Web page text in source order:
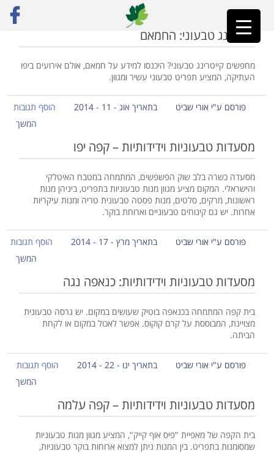
ראשי»יפו
קייטרינג טבעוני: החמאם
מחפשים קייטרינג טבעוני? היכנסו למידע על חמאם, אולם אירועים ביפו
העתיקה, המציע תפריט טבעוני עשיר ומגוון.
פורסם ע"י אורי שביט בתאריך אוג - 11 - 2014
הוסף תגובות
המשך
מסעדות טבעוניות וידידותיות – קפה יפו
מסעדה כשרה בלב שוק הפשפשים, המתמחה במטבח האיטלקי
והישראלי. המקום מציע מגוון מנות טבעוניות בתפריט, ביניהן מנות
ראשונות, מרקים, סלטים, מנות פסטה טבעונית טריה ומנות עיקריות
אחרות. יש גם קינוחים טבעוניים וארוחת בוקר.
פורסם ע"י אורי שביט בתאריך מרץ - 17 - 2014
הוסף תגובות
המשך
מסעדות טבעוניות וידידותיות: כנאפה נגה
בית קפה המתמחה בכנאפה בוטיק שעושים במקום. יש גרסה טבעונית
מצויינת, המבוססת על קרם קוקוס. אפשר לאכול במקום או לקחת
הביתה.
פורסם ע"י אורי שביט בתאריך ינו - 22 - 2014
הוסף תגובות
המשך
מסעדות טבעוניות וידידותיות – קפה עלמה
בית הקפה של מאפיית "פיס אוף קייק", המציע מגוון מנות טבעוניות
שמסומנות בתפריט. בין המנות ניתן למצוא ארוחות בוקר טבעוניות,